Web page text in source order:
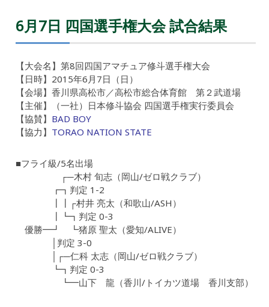
6月7日 四国選手権大会 試合結果
【大会名】第8回四国アマチュア修斗選手権大会
【日時】2015年6月7日（日）
【会場】香川県高松市／高松市総合体育館 第２武道場
【主催】（一社）日本修斗協会 四国選手権実行委員会
【協賛】 BAD BOY
【協力】 TORAO NATION STATE
■フライ級/5名出場
┌─木村 旬志（岡山/ゼロ戦クラブ）
┏┓判定 1-2
┃┃┌村井 亮太（和歌山/ASH）
┃┗┓判定 0-3
優勝━┛ ┗猪原 聖太（愛知/ALIVE）
│判定 3-0
│┌─仁科 太志（岡山/ゼロ戦クラブ）
┗┓判定 0-3
┗━山下 龍（香川/トイカツ道場 香川支部）